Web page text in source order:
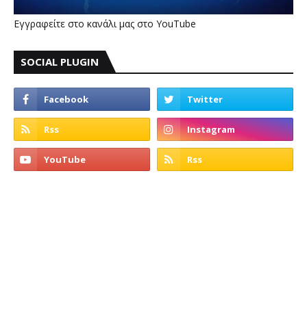
Εγγραφείτε στο κανάλι μας στο YouTube
SOCIAL PLUGIN